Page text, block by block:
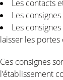
Les contacts
Les
Les
laisser les
Ces consignes
l’établissement